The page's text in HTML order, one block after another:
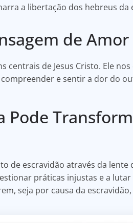
a libertação dos hebreus
de
centrais de Jesus Cristo. Ele
e sentir a dor do
Pode
de escravidão através da
práticas injustas e a
seja por causa da